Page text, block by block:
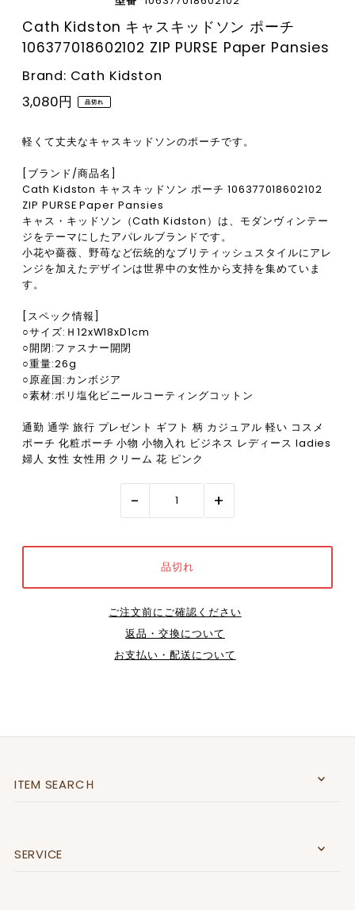
Cath Kidston キャスキッドソン ポーチ
106377018602102 ZIP PURSE Paper Pansies
Brand: Cath Kidston
3,080円 品切れ
軽くて丈夫なキャスキッドソンのポーチです。
[ブランド/商品名]
Cath Kidston キャスキッドソン ポーチ 106377018602102
ZIP PURSE Paper Pansies
キャス・キッドソン（Cath Kidston）は、モダンヴィンテー
ジをテーマにしたアパレルブランドです。
小花や薔薇、野苺など伝統的なブリティッシュスタイルにアレ
ンジを加えたデザインは世界中の女性から支持を集めていま
す。
[スペック情報]
○サイズ:Ｈ12xW18xD1cm
○開閉:ファスナー開閉
○重量:26g
○原産国:カンボジア
○素材:ポリ塩化ビニールコーティングコットン
通勤 通学 旅行 プレゼント ギフト 柄 カジュアル 軽い コスメ
ポーチ 化粧ポーチ 小物 小物入れ ビジネス レディース ladies
婦人 女性 女性用 クリーム 花 ピンク
- +
ご注文前にご確認ください
返品・交換について
お支払い・配送について
ITEM SEARCＨ
SERVICE